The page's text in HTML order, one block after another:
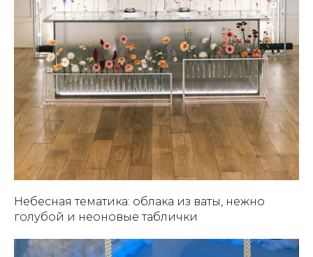
Небесная тематика: облака из ваты, нежно
голубой и неоновые таблички